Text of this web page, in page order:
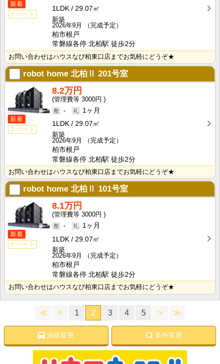
新着
アパート
1LDK
29.07㎡
新築
2026年9月
（完成予定）
柏市根戸
常磐線各停 北柏駅 徒歩2分
お問い合わせはハウスなび柏東口店までお気軽にどうぞ★
robot home 北柏Ⅱ 201号室
新着
アパート
8.2万円
3000円
-
1ヶ月
1LDK
29.07㎡
新築
2026年9月
（完成予定）
柏市根戸
常磐線各停 北柏駅 徒歩2分
お問い合わせはハウスなび柏東口店までお気軽にどうぞ★
robot home 北柏Ⅱ 101号室
新着
アパート
8.1万円
3000円
-
1ヶ月
1LDK
29.07㎡
新築
2026年9月
（完成予定）
柏市根戸
常磐線各停 北柏駅 徒歩2分
お問い合わせはハウスなび柏東口店までお気軽にどうぞ★
≪ < 1 2 3 4 5 > ≫
沿線変更 条件変更